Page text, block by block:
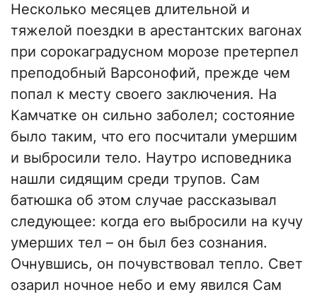
Несколько месяцев длительной и
тяжелой поездки в арестантских вагонах
при сорокаградусном морозе претерпел
преподобный Варсонофий, прежде чем
попал к месту своего заключения. На
Камчатке он сильно заболел; состояние
было таким, что его посчитали умершим
и выбросили тело. Наутро исповедника
нашли сидящим среди трупов. Сам
батюшка об этом случае рассказывал
следующее: когда его выбросили на кучу
умерших тел – он был без сознания.
Очнувшись, он почувствовал тепло. Свет
озарил ночное небо и ему явился Сам